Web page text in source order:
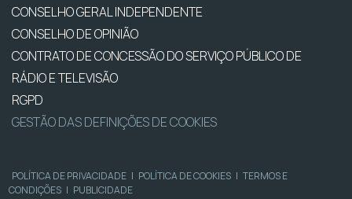
CONSELHO GERAL INDEPENDENTE
CONSELHO DE OPINIÃO
CONTRATO DE CONCESSÃO DO SERVIÇO PÚBLICO DE
RÁDIO E TELEVISÃO
RGPD
GESTÃO DAS DEFINIÇÕES DE COOKIES
POLÍTICA DE PRIVACIDADE | POLÍTICA DE COOKIES | TERMOS E
CONDIÇÕES | PUBLICIDADE